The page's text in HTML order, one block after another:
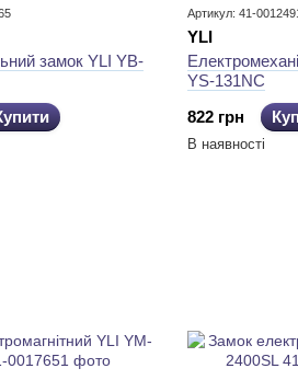
замок YLI YB-
Артикул: 41-0012491
YLI
YS-131NC
822 грн
В наявності